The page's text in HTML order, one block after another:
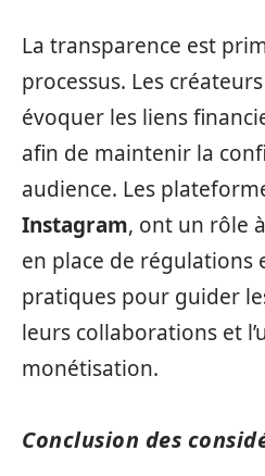
La transparence est
processus. Les
évoquer les liens
afin de maintenir la
audience. Les
Instagram, ont un rôle
en place de régulations
pratiques pour guider
leurs collaborations et
monétisation.
Conclusion des